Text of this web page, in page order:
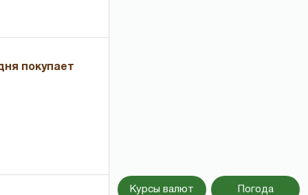
покупает
Курсы валют Погода